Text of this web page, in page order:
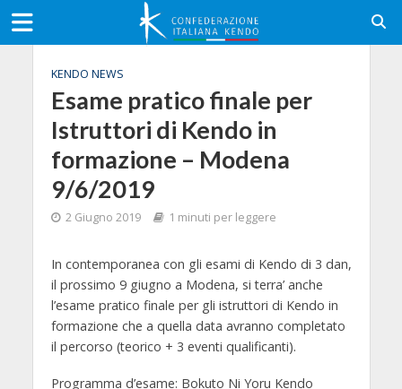
KENDO NEWS
Esame pratico finale per
Istruttori di Kendo in
formazione – Modena
9/6/2019
2 Giugno 2019 1 minuti per leggere
In contemporanea con gli esami di Kendo di 3 dan,
il prossimo 9 giugno a Modena, si terra’ anche
l’esame pratico finale per gli istruttori di Kendo in
formazione che a quella data avranno completato
il percorso (teorico + 3 eventi qualificanti).
Programma d’esame: Bokuto Ni Yoru Kendo